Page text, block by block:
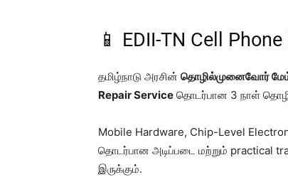
📱 EDII-TN Cell
தமிழ்நாடு அரசின் தொழில்முனைவோர்
Repair Service தொடர்பான 3 நாள்
Mobile Hardware, Chip-Level
தொடர்பான அடிப்படை மற்றும் practical
இருக்கும்.